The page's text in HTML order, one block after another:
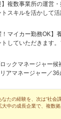
】複数事業所の運営
トスキルを活かして
！マイカー勤務OK】
していただきます
地》現在は東京、横
ご希望に合わせて、
い。《養成期間後
いの地域又はジェネ
について》障害福
ーム」、高齢者事
ックマネージャー候
アマネージャー／36
なたの経験を、次は“社会
大中の成長企業で、複数